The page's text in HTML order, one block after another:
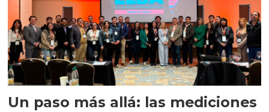
Un paso más allá: las mediciones